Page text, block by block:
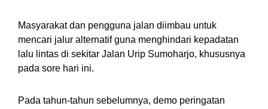
Masyarakat dan pengguna jalan diimbau untuk
mencari jalur alternatif guna menghindari kepadatan
lalu lintas di sekitar Jalan Urip Sumoharjo, khususnya
pada sore hari ini.
Pada tahun-tahun sebelumnya, demo peringatan